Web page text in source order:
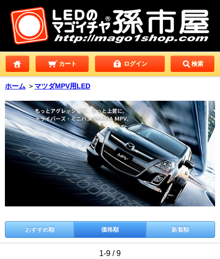
カート ログイン 検索
ホーム ＞ マツダMPV用LED
おすすめ順 価格順 新着順
1-9 / 9